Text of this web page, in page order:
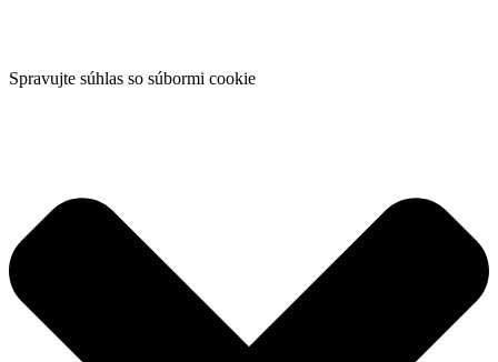
Spravujte súhlas so súbormi cookie